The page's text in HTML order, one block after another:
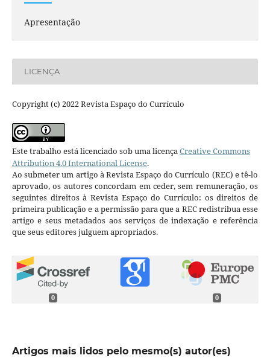
Apresentação
LICENÇA
Copyright (c) 2022 Revista Espaço do Currículo
Este trabalho está licenciado sob uma licença Creative Commons
Attribution 4.0 International License.
Ao submeter um artigo à Revista Espaço do Currículo (REC) e tê-lo
aprovado, os autores concordam em ceder, sem remuneração, os
seguintes direitos à Revista Espaço do Currículo: os direitos de
primeira publicação e a permissão para que a REC redistribua esse
artigo e seus metadados aos serviços de indexação e referência
que seus editores julguem apropriados.
0 0
Artigos mais lidos pelo mesmo(s) autor(es)